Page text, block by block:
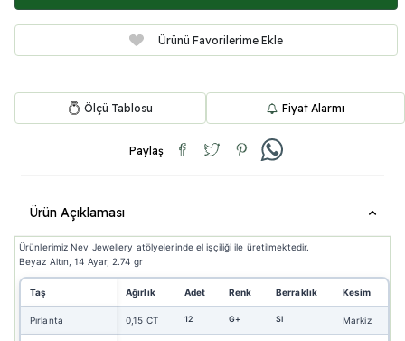
Ürünü Favorilerime Ekle
Ölçü Tablosu Fiyat Alarmı
Paylaş
Ürün Açıklaması
Ürünlerimiz Nev Jewellery atölyelerinde el işçiliği ile üretilmektedir.
Beyaz Altın, 14 Ayar, 2.74 gr
Taş Ağırlık Adet Renk Berraklık Kesim
Pırlanta 0,15 CT 12 G+ SI Markiz